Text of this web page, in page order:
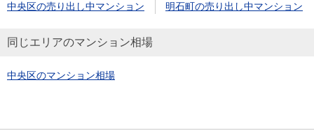
中央区の売り出し中マンション 明石町の売り出し中マンション
同じエリアのマンション相場
中央区のマンション相場